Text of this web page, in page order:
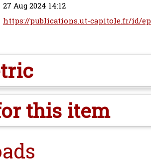
27 Aug 2024 14:12
https://publications.ut-capitole.fr/id/
this item